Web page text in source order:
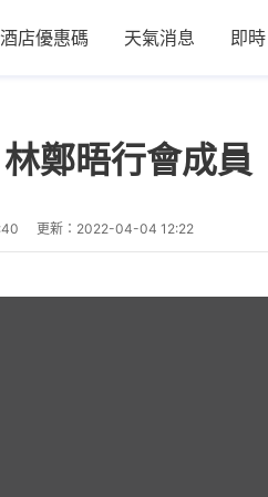
酒店優惠碼 天氣消息 即時
林鄭晤行會成
更新： 2022-04-04 12:22